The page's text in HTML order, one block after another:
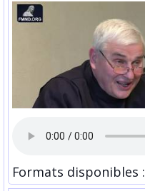
Formats disponibles :